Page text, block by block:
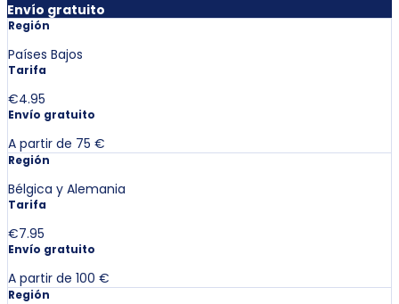
Envío gratuito
Región
Países Bajos
Tarifa
€4.95
Envío gratuito
A partir de 75 €
Región
Bélgica y Alemania
Tarifa
€7.95
Envío gratuito
A partir de 100 €
Región